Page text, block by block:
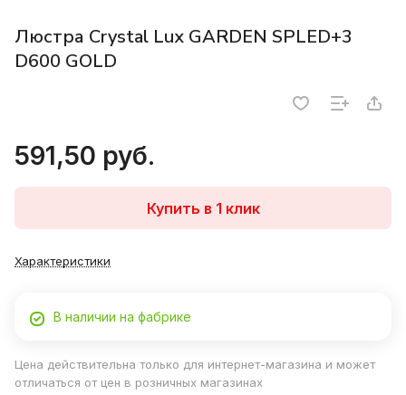
Люстра Crystal Lux GARDEN SPLED+3
D600 GOLD
591,50 руб.
Купить в 1 клик
Характеристики
В наличии на фабрике
Цена действительна только для интернет-магазина и может
отличаться от цен в розничных магазинах